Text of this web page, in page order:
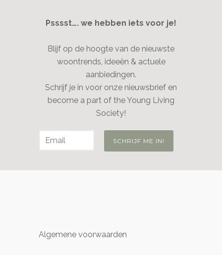
Psssst…. we hebben iets voor je!
Blijf op de hoogte van de nieuwste
woontrends, ideeën & actuele
aanbiedingen.
Schrijf je in voor onze nieuwsbrief en
become a part of the Young Living
Society!
Algemene voorwaarden